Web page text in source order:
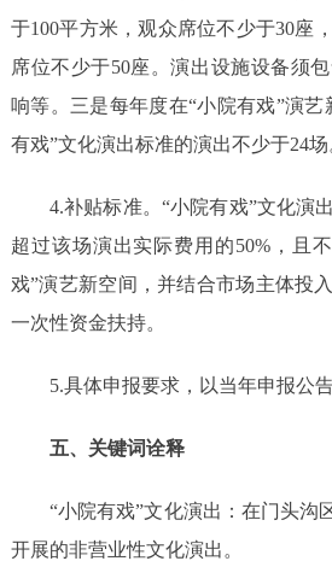
于100平方米，观众席位不少于30座
席位不少于50座。演出设施设备须
响等。三是每年度在“小院有戏”演艺
有戏”文化演出标准的演出不少于24场
4.补贴标准。 “小院有戏”文化演
超过该场演出实际费用的50%，且
戏”演艺新空间，并结合市场主体投
一次性资金扶持。
5.具体申报要求，以当年申报公告
五、关键词诠释
“小院有戏”文化演出：在门头沟
开展的非营业性文化演出。